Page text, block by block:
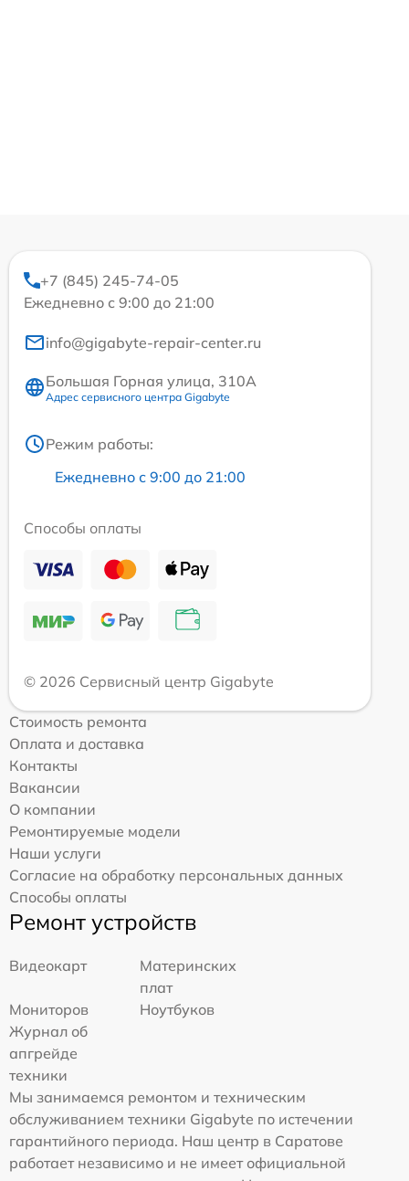
+7 (845) 245-74-05
Ежедневно с 9:00 до 21:00
info@gigabyte-repair-center.ru
Большая Горная улица, 310А
Адрес сервисного центра Gigabyte
Режим работы:
Ежедневно с 9:00 до 21:00
Способы оплаты
© 2026 Сервисный центр Gigabyte
Стоимость ремонта
Оплата и доставка
Контакты
Вакансии
О компании
Ремонтируемые модели
Наши услуги
Согласие на обработку персональных данных
Способы оплаты
Ремонт устройств
Видеокарт
Материнских
плат
Мониторов
Ноутбуков
Журнал об
апгрейде
техники
Мы занимаемся ремонтом и техническим
обслуживанием техники Gigabyte по истечении
гарантийного периода. Наш центр в Саратове
работает независимо и не имеет официальной